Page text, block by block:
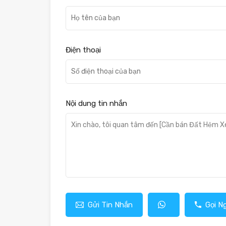
Điện thoại
Nội dung tin nhắn
Gửi Tin Nhắn Gọi